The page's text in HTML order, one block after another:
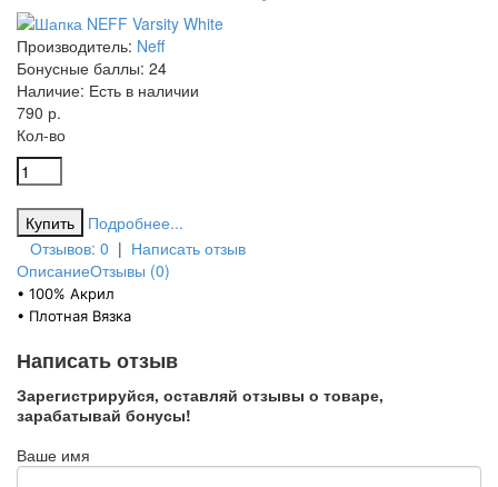
Производитель: Neff
Бонусные баллы: 24
Наличие: Есть в наличии
790 р.
Кол-во
Подробнее...
Отзывов: 0 | Написать отзыв
ОписаниеОтзывы (0)
• 100% Акрил
• Плотная Вязка
Написать отзыв
Зарегистрируйся, оставляй отзывы о товаре,
зарабатывай бонусы!
Ваше имя